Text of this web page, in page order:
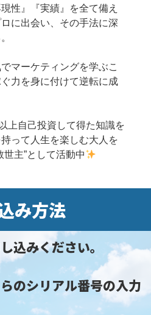
性』『実績』を全て備え
に出会い、その手法に深
マーケティングを学ぶこ
力を身に付けて逆転に成
上自己投資して得た知識を
って人生を楽しむ大人を
世主”として活動中
み方法
込みください。
のシリアル番号の入力